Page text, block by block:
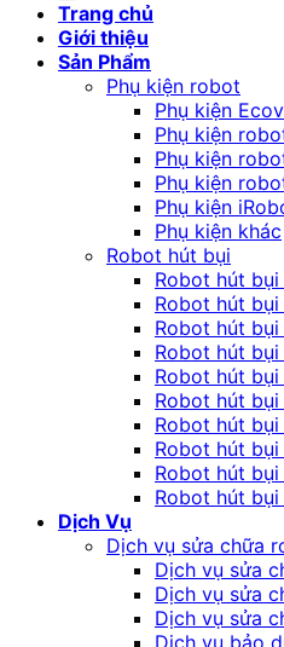
Trang chủ
Giới thiệu
Sản Phẩm
Phụ kiện robot
Phụ kiện
Phụ kiện
Phụ kiện
Phụ kiện
Phụ kiện
Phụ kiện khác
Robot hút bụi
Robot hút
Robot hút bụi
Robot hút
Robot hút
Robot hút bụi
Robot hút bụi
Robot hút bụi
Robot hút bụi
Robot hút bụi
Robot hút
Dịch Vụ
Dịch vụ sửa chữa
Dịch vụ sửa
Dịch vụ sửa
Dịch vụ sửa